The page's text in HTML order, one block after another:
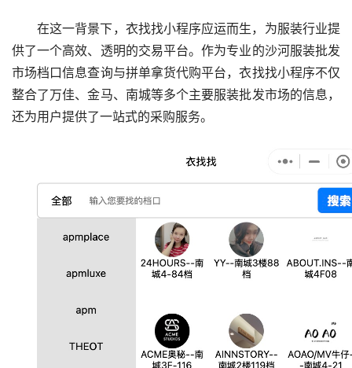
在这一背景下，衣找找小程序应运而生，为服装行业提
供了一个高效、透明的交易平台。作为专业的沙河服装批发
市场档口信息查询与拼单拿货代购平台，衣找找小程序不仅
整合了万佳、金马、南城等多个主要服装批发市场的信息，
还为用户提供了一站式的采购服务。